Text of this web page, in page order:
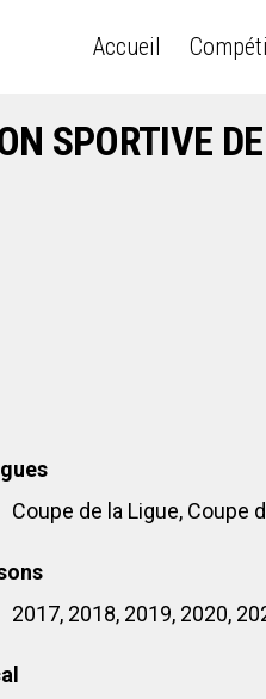
Accueil
SPORTIVE
Coupe de la Ligue, Coupe
2017, 2018, 2019, 2020,